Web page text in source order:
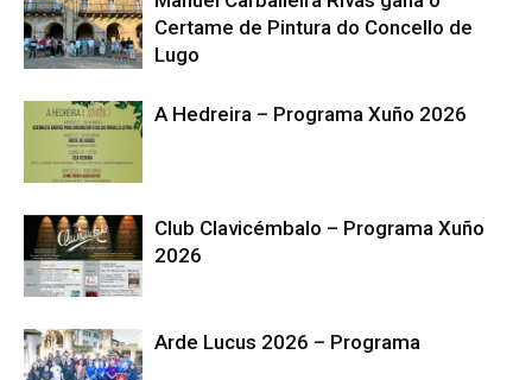
Certame de Pintura do Concello de
Lugo
A Hedreira – Programa Xuño 2026
Club Clavicémbalo – Programa Xuño
2026
Arde Lucus 2026 – Programa